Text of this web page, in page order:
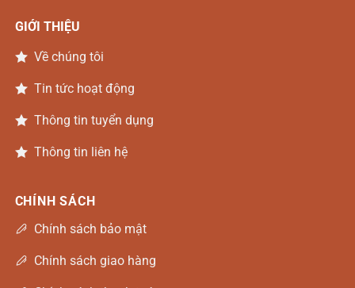
GIỚI THIỆU
Về chúng tôi
Tin tức hoạt động
Thông tin tuyển dụng
Thông tin liên hệ
CHÍNH SÁCH
Chính sách bảo mật
Chính sách giao hàng